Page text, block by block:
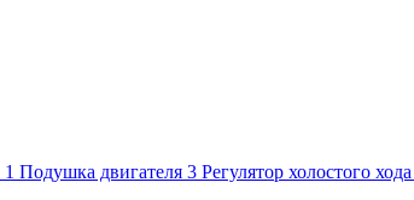
1 Подушка двигателя 3 Регулятор холостого хода